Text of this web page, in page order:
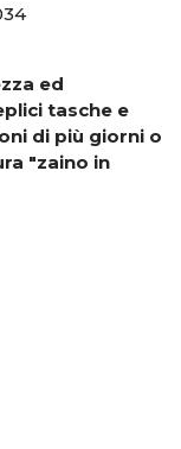
ed
tasche e
di più giorni o
"zaino in